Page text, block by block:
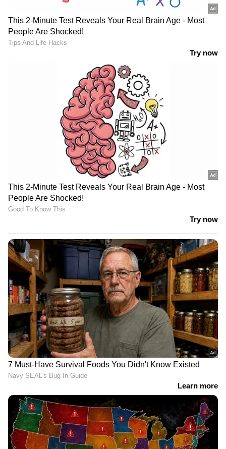
സത്യസന്ധതയിൽ
തിരികെകിട്ടി
രാജേഷിന്റെ മൃതദേഹം
കൊണ്ടുപോയതിലെ വീഴ്ച;
മഴ കുറഞ്ഞിട്ടും വെള്ളം താഴ്ന്നിട്ടും
ദുരിതമൊഴിയാതെ ആലപ്പുഴ |
Alappuzha | Kerala Rains | Weather